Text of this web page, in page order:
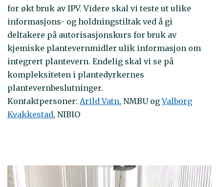
for økt bruk av IPV. Videre skal vi teste ut ulike
informasjons- og holdningstiltak ved å gi
deltakere på autorisasjonskurs for bruk av
kjemiske plantevernmidler ulik informasjon om
integrert plantevern. Endelig skal vi se på
kompleksiteten i plantedyrkernes
plantevernbeslutninger.
Kontaktpersoner: Arild Vatn, NMBU ogValborg
Kvakkestad, NIBIO